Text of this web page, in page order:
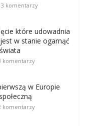
komentarzy
które udowadnia
w stanie ogarnąć
komentarzy
w Europie
komentarzy